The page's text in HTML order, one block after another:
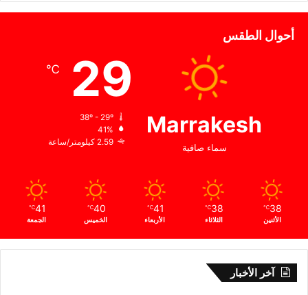
أحوال الطقس
Marrakesh
سماء صافية
29
℃
41%
2.59 كيلومتر/ساعة
38
℃
الأثنين
38
℃
الثلاثاء
41
℃
الأربعاء
40
℃
الخميس
41
℃
الجمعة
آخر الأخبار